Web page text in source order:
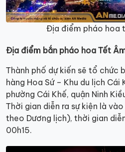
Địa điểm pháo hoa
Địa điểm bắn pháo hoa Tết
Thành phố dự kiến sẽ tổ chức
hàng Hoa Sứ – Khu du lịch Cái
phường Cái Khế, quận Ninh
Thời gian diễn ra sự kiện là
theo Dương lịch), thời gian
00h15.